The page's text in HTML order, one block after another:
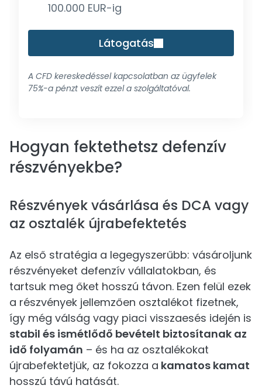
100.000 EUR-ig
Látogatás
A CFD kereskedéssel kapcsolatban az ügyfelek
75%-a pénzt veszít ezzel a szolgáltatóval.
Hogyan fektethetsz defenzív
részvényekbe?
Részvények vásárlása és DCA vagy
az osztalék újrabefektetés
Az első stratégia a legegyszerűbb: vásároljunk
részvényeket defenzív vállalatokban, és
tartsuk meg őket hosszú távon. Ezen felül ezek
a részvények jellemzően osztalékot fizetnek,
így még válság vagy piaci visszaesés idején is
stabil és ismétlődő bevételt biztosítanak az
idő folyamán – és ha az osztalékokat
újrabefektetjük, az fokozza a kamatos kamat
hosszú távú hatását.